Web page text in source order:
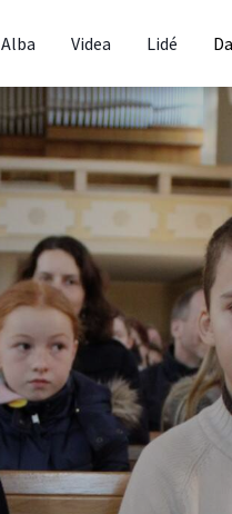
Alba Videa Lidé